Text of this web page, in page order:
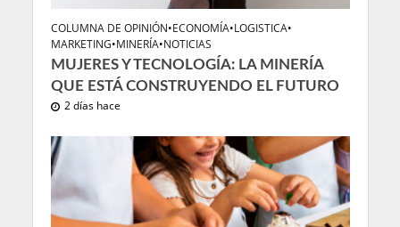
COLUMNA DE OPINIÓN•ECONOMÍA•LOGISTICA•
MARKETING•MINERÍA•NOTICIAS
MUJERES Y TECNOLOGÍA: LA MINERÍA
QUE ESTÁ CONSTRUYENDO EL FUTURO
2 días hace